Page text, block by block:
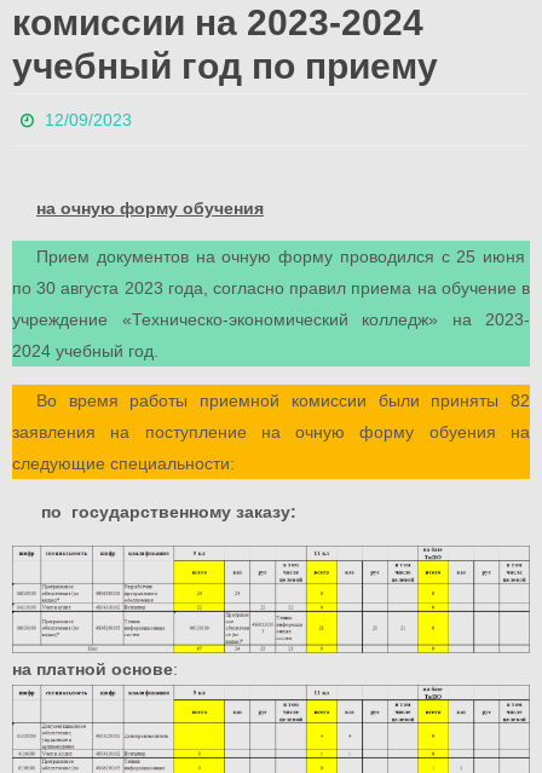
комиссии на 2023-2024
учебный год по приему
12/09/2023
на очную форму обучения
Прием документов на очную форму проводился с 25 июня
по 30 августа 2023 года, согласно правил приема на обучение в
учреждение «Техническо-экономический колледж» на 2023-
2024 учебный год.
Во время работы приемной комиссии были приняты 82
заявления на поступление на очную форму обуения на
следующие специальности:
по государственному заказу:
на платной основе: